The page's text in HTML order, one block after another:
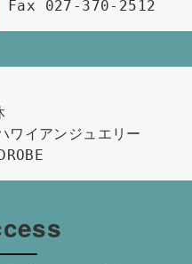
Fax 027-370-2512
ワイアンジュエリー